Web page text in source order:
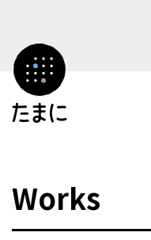
テ
ツ
キ
ッ
Works